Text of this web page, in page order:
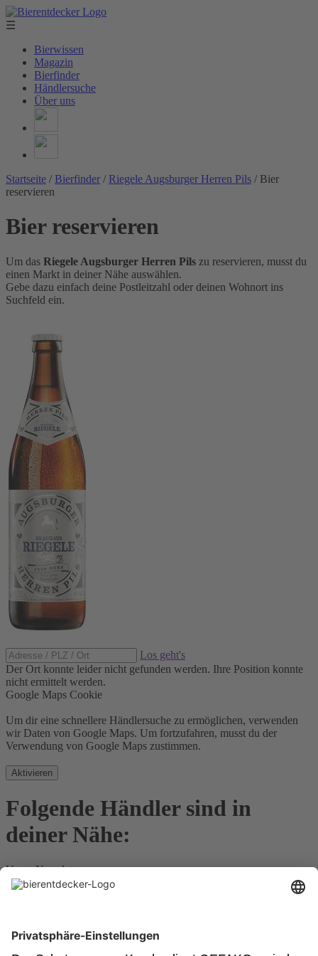
☰
Bierwissen
Magazin
Bierfinder
Händlersuche
Über uns
Startseite / Bierfinder / Riegele Augsburger Herren Pils / Bier
reservieren
Bier reservieren
Um das Riegele Augsburger Herren Pils zu reservieren, musst du
einen Markt in deiner Nähe auswählen.
Gebe dazu einfach deine Postleitzahl oder deinen Wohnort ins
Suchfeld ein.
Los geht's
Der Ort konnte leider nicht gefunden werden. Ihre Position konnte
nicht ermittelt werden.
Google Maps Cookie
Um dir eine schnellere Händlersuche zu ermöglichen, verwenden
wir Daten von Google Maps. Um fortzufahren, musst du der
Verwendung von Google Maps zustimmen.
Aktivieren
Folgende Händler sind in
deiner Nähe:
Unser Newsletter
Für Bierkenner, Bierliebhaber, Bierneulinge - kurz, alle
Jetzt anmelden!
Impressum Datenschutz Barrierefrei